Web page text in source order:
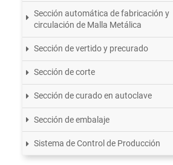
Sección automática de fabricación y
circulación de Malla Metálica
Sección de vertido y precurado
Sección de corte
Sección de curado en autoclave
Sección de embalaje
Sistema de Control de Producción